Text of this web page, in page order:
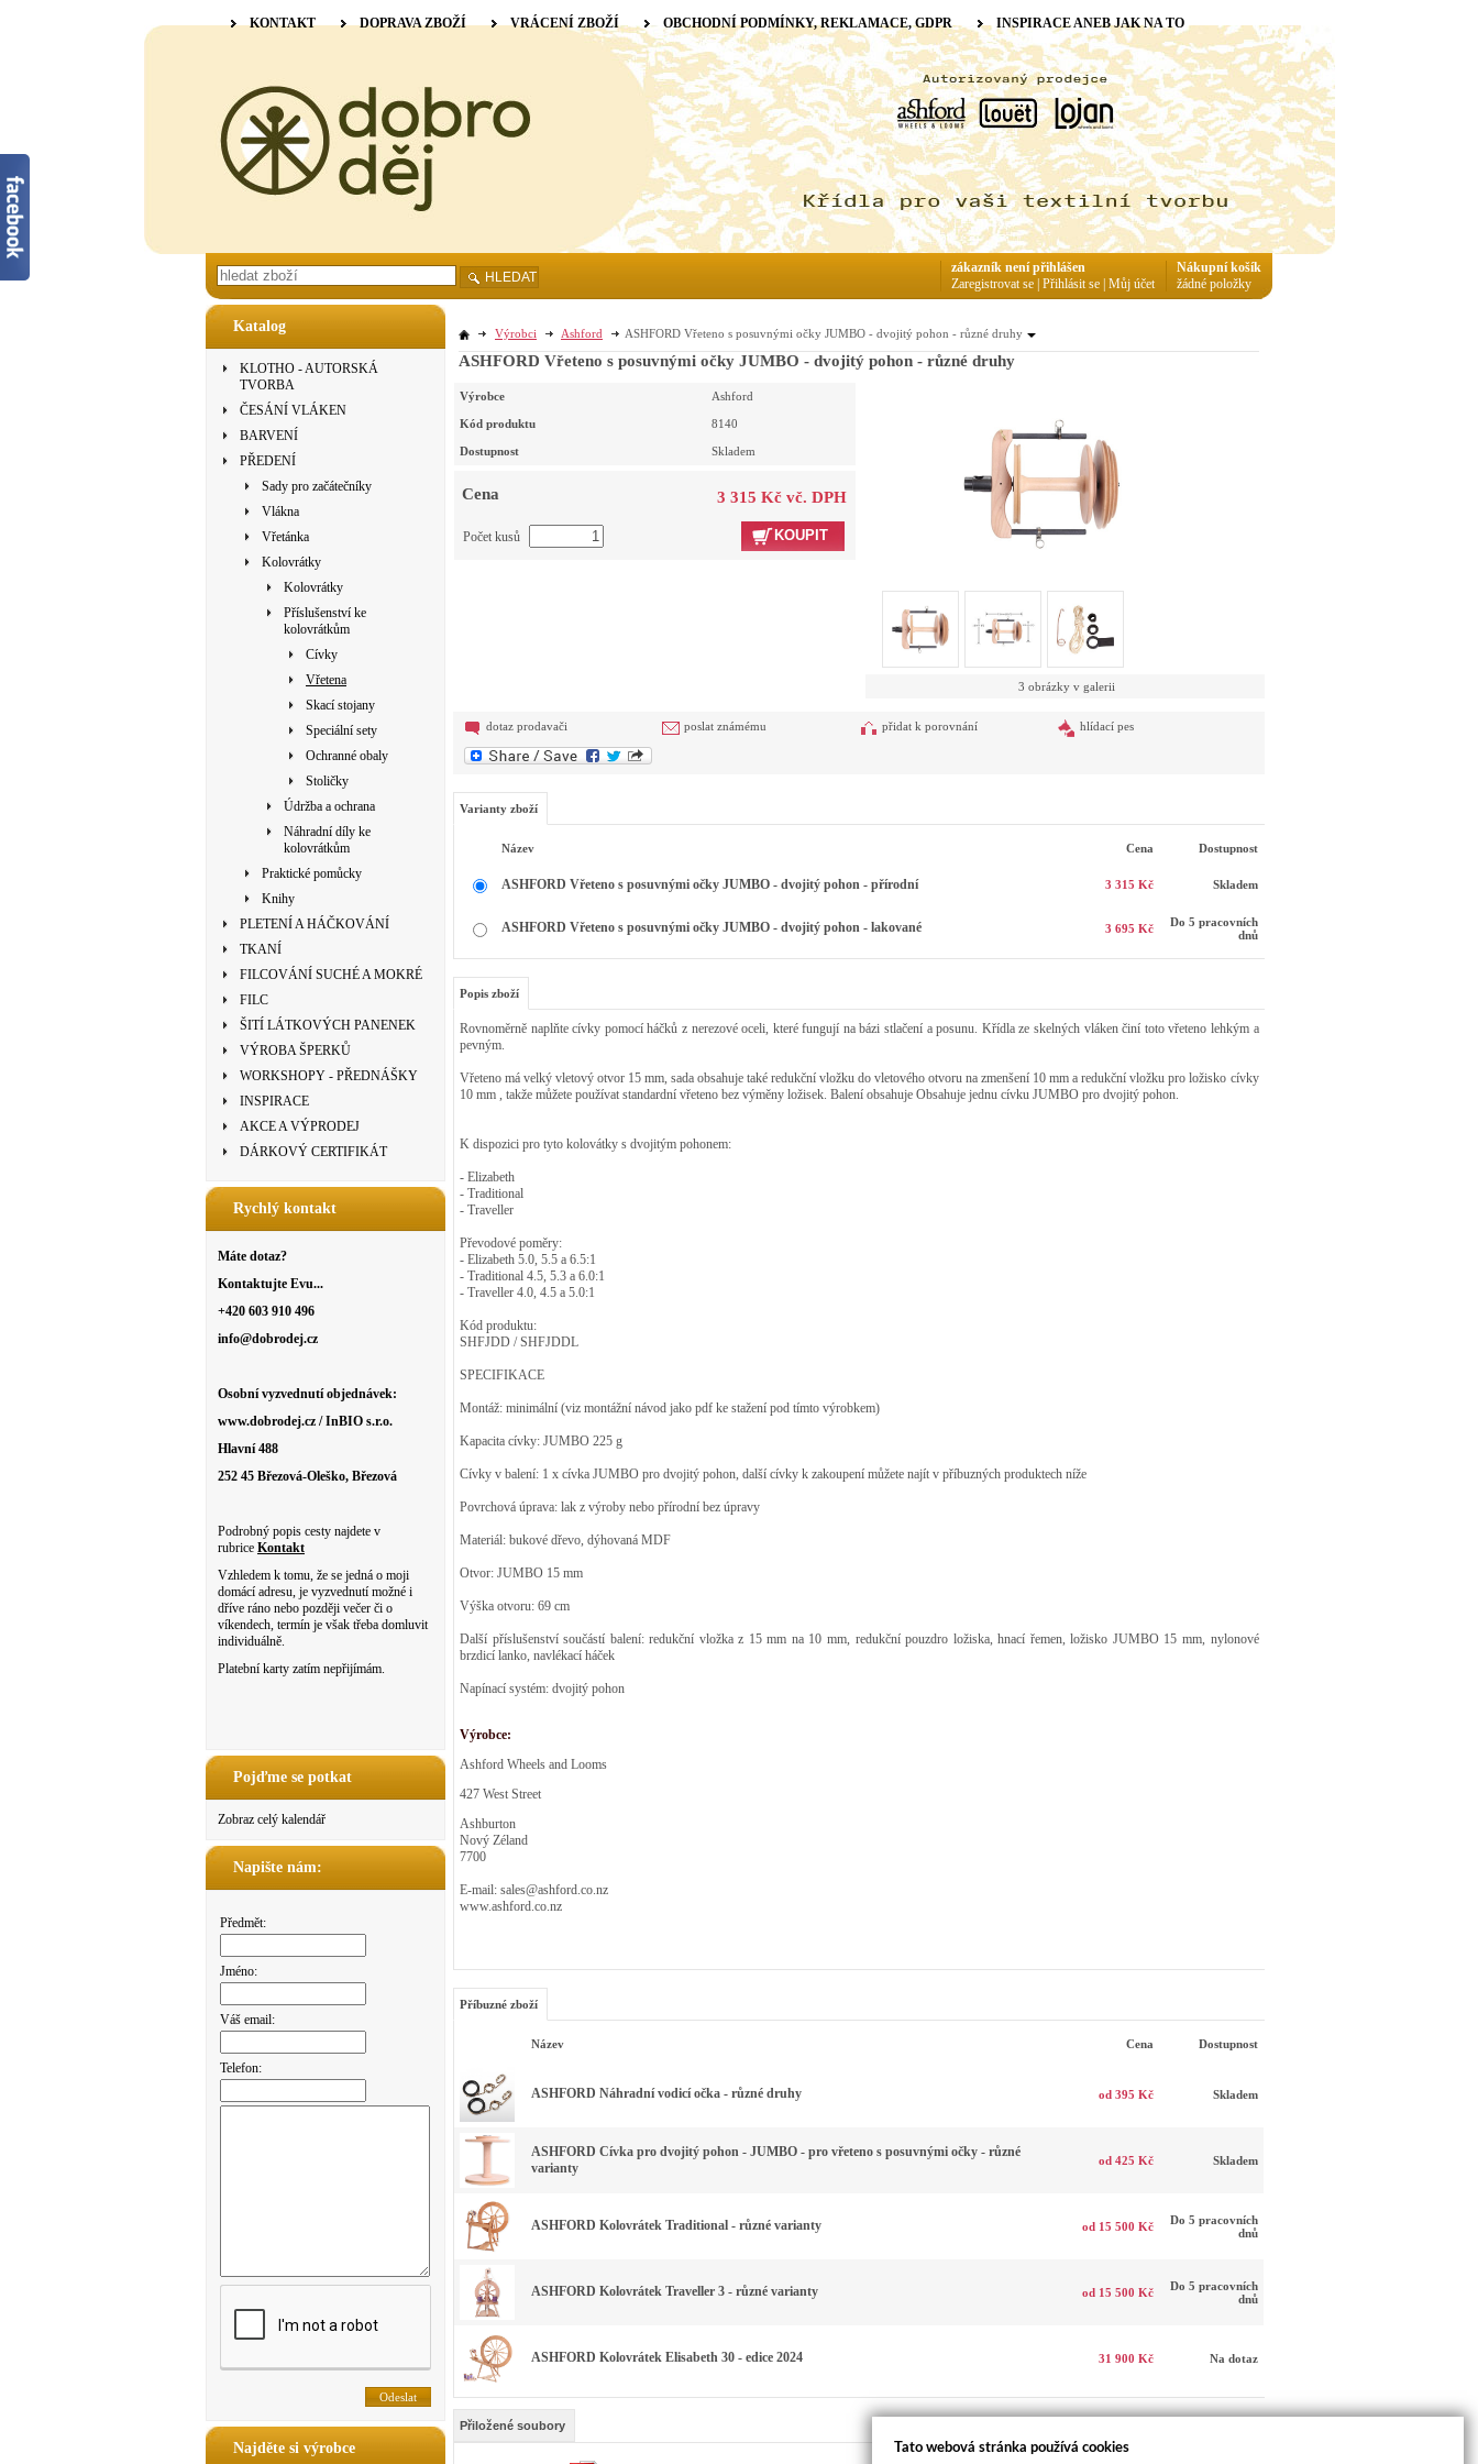
Katalog
KLOTHO - AUTORSKÁ
TVORBA
ČESÁNÍ VLÁKEN
BARVENÍ
PŘEDENÍ
Sady pro začátečníky
Vlákna
Vřetánka
Kolovrátky
Kolovrátky
Příslušenství ke
kolovrátkům
Cívky
Vřetena
Skací stojany
Speciální sety
Ochranné obaly
Stoličky
Údržba a ochrana
Náhradní díly ke
kolovrátkům
Praktické pomůcky
Knihy
PLETENÍ A HÁČKOVÁNÍ
TKANÍ
FILCOVÁNÍ SUCHÉ A MOKRÉ
FILC
ŠITÍ LÁTKOVÝCH PANENEK
VÝROBA ŠPERKŮ
WORKSHOPY - PŘEDNÁŠKY
INSPIRACE
AKCE A VÝPRODEJ
DÁRKOVÝ CERTIFIKÁT
Rychlý kontakt
Máte dotaz?
Kontaktujte Evu...
+420 603 910 496
info@dobrodej.cz
Osobní vyzvednutí objednávek:
www.dobrodej.cz / InBIO s.r.o.
Hlavní 488
252 45 Březová-Oleško, Březová
Podrobný popis cesty najdete v
rubrice Kontakt
Vzhledem k tomu, že se jedná o moji
domácí adresu, je vyzvednutí možné i
dříve ráno nebo později večer či o
víkendech, termín je však třeba domluvit
individuálně.
Platební karty zatím nepřijímám.
Pojďme se potkat
Zobraz celý kalendář
Napište nám:
Předmět:
Jméno:
Váš email:
Telefon:
Najděte si výrobce
Výrobci Ashford ASHFORD Vřeteno s posuvnými očky JUMBO - dvojitý pohon - různé druhy
ASHFORD Vřeteno s posuvnými očky JUMBO - dvojitý pohon - různé druhy
Výrobce Ashford
Kód produktu 8140
Dostupnost Skladem
Cena 3 315 Kč vč. DPH
KOUPIT
Počet kusů
3 obrázky v galerii
dotaz prodavači poslat známému přidat k porovnání hlídací pes
Varianty zboží
Název Cena Dostupnost
ASHFORD Vřeteno s posuvnými očky JUMBO - dvojitý pohon - přírodní 3 315 Kč Skladem
ASHFORD Vřeteno s posuvnými očky JUMBO - dvojitý pohon - lakované 3 695 Kč
Do 5 pracovních
dnů
Popis zboží
Rovnoměrně naplňte cívky pomocí háčků z nerezové oceli, které fungují na bázi stlačení a posunu. Křídla ze skelných vláken činí toto vřeteno lehkým a
pevným.
Vřeteno má velký vletový otvor 15 mm, sada obsahuje také redukční vložku do vletového otvoru na zmenšení 10 mm a redukční vložku pro ložisko cívky
10 mm , takže můžete používat standardní vřeteno bez výměny ložisek. Balení obsahuje Obsahuje jednu cívku JUMBO pro dvojitý pohon.
K dispozici pro tyto kolovátky s dvojitým pohonem:
- Elizabeth
- Traditional
- Traveller
Převodové poměry:
- Elizabeth 5.0, 5.5 a 6.5:1
- Traditional 4.5, 5.3 a 6.0:1
- Traveller 4.0, 4.5 a 5.0:1
Kód produktu:
SHFJDD / SHFJDDL
SPECIFIKACE
Montáž: minimální (viz montážní návod jako pdf ke stažení pod tímto výrobkem)
Kapacita cívky: JUMBO 225 g
Cívky v balení: 1 x cívka JUMBO pro dvojitý pohon, další cívky k zakoupení můžete najít v příbuzných produktech níže
Povrchová úprava: lak z výroby nebo přírodní bez úpravy
Materiál: bukové dřevo, dýhovaná MDF
Otvor: JUMBO 15 mm
Výška otvoru: 69 cm
Další příslušenství součástí balení: redukční vložka z 15 mm na 10 mm, redukční pouzdro ložiska, hnací řemen, ložisko JUMBO 15 mm, nylonové
brzdicí lanko, navlékací háček
Napínací systém: dvojitý pohon
Výrobce:
Ashford Wheels and Looms
427 West Street
Ashburton
Nový Zéland
7700
E-mail: sales@ashford.co.nz
www.ashford.co.nz
Příbuzné zboží
Název Cena Dostupnost
ASHFORD Náhradní vodicí očka - různé druhy od 395 Kč Skladem
ASHFORD Cívka pro dvojitý pohon - JUMBO - pro vřeteno s posuvnými očky - různé
varianty
od 425 Kč Skladem
ASHFORD Kolovrátek Traditional - různé varianty od 15 500 Kč
Do 5 pracovních
dnů
ASHFORD Kolovrátek Traveller 3 - různé varianty od 15 500 Kč
Do 5 pracovních
dnů
ASHFORD Kolovrátek Elisabeth 30 - edice 2024 31 900 Kč Na dotaz
Přiložené soubory
KONTAKT DOPRAVA ZBOŽÍ VRÁCENÍ ZBOŽÍ OBCHODNÍ PODMÍNKY, REKLAMACE, GDPR INSPIRACE ANEB JAK NA TO
HLEDAT
Nákupní košík
žádné položky
zákazník není přihlášen
Zaregistrovat se Přihlásit se Můj účet
Tato webová stránka používá cookies